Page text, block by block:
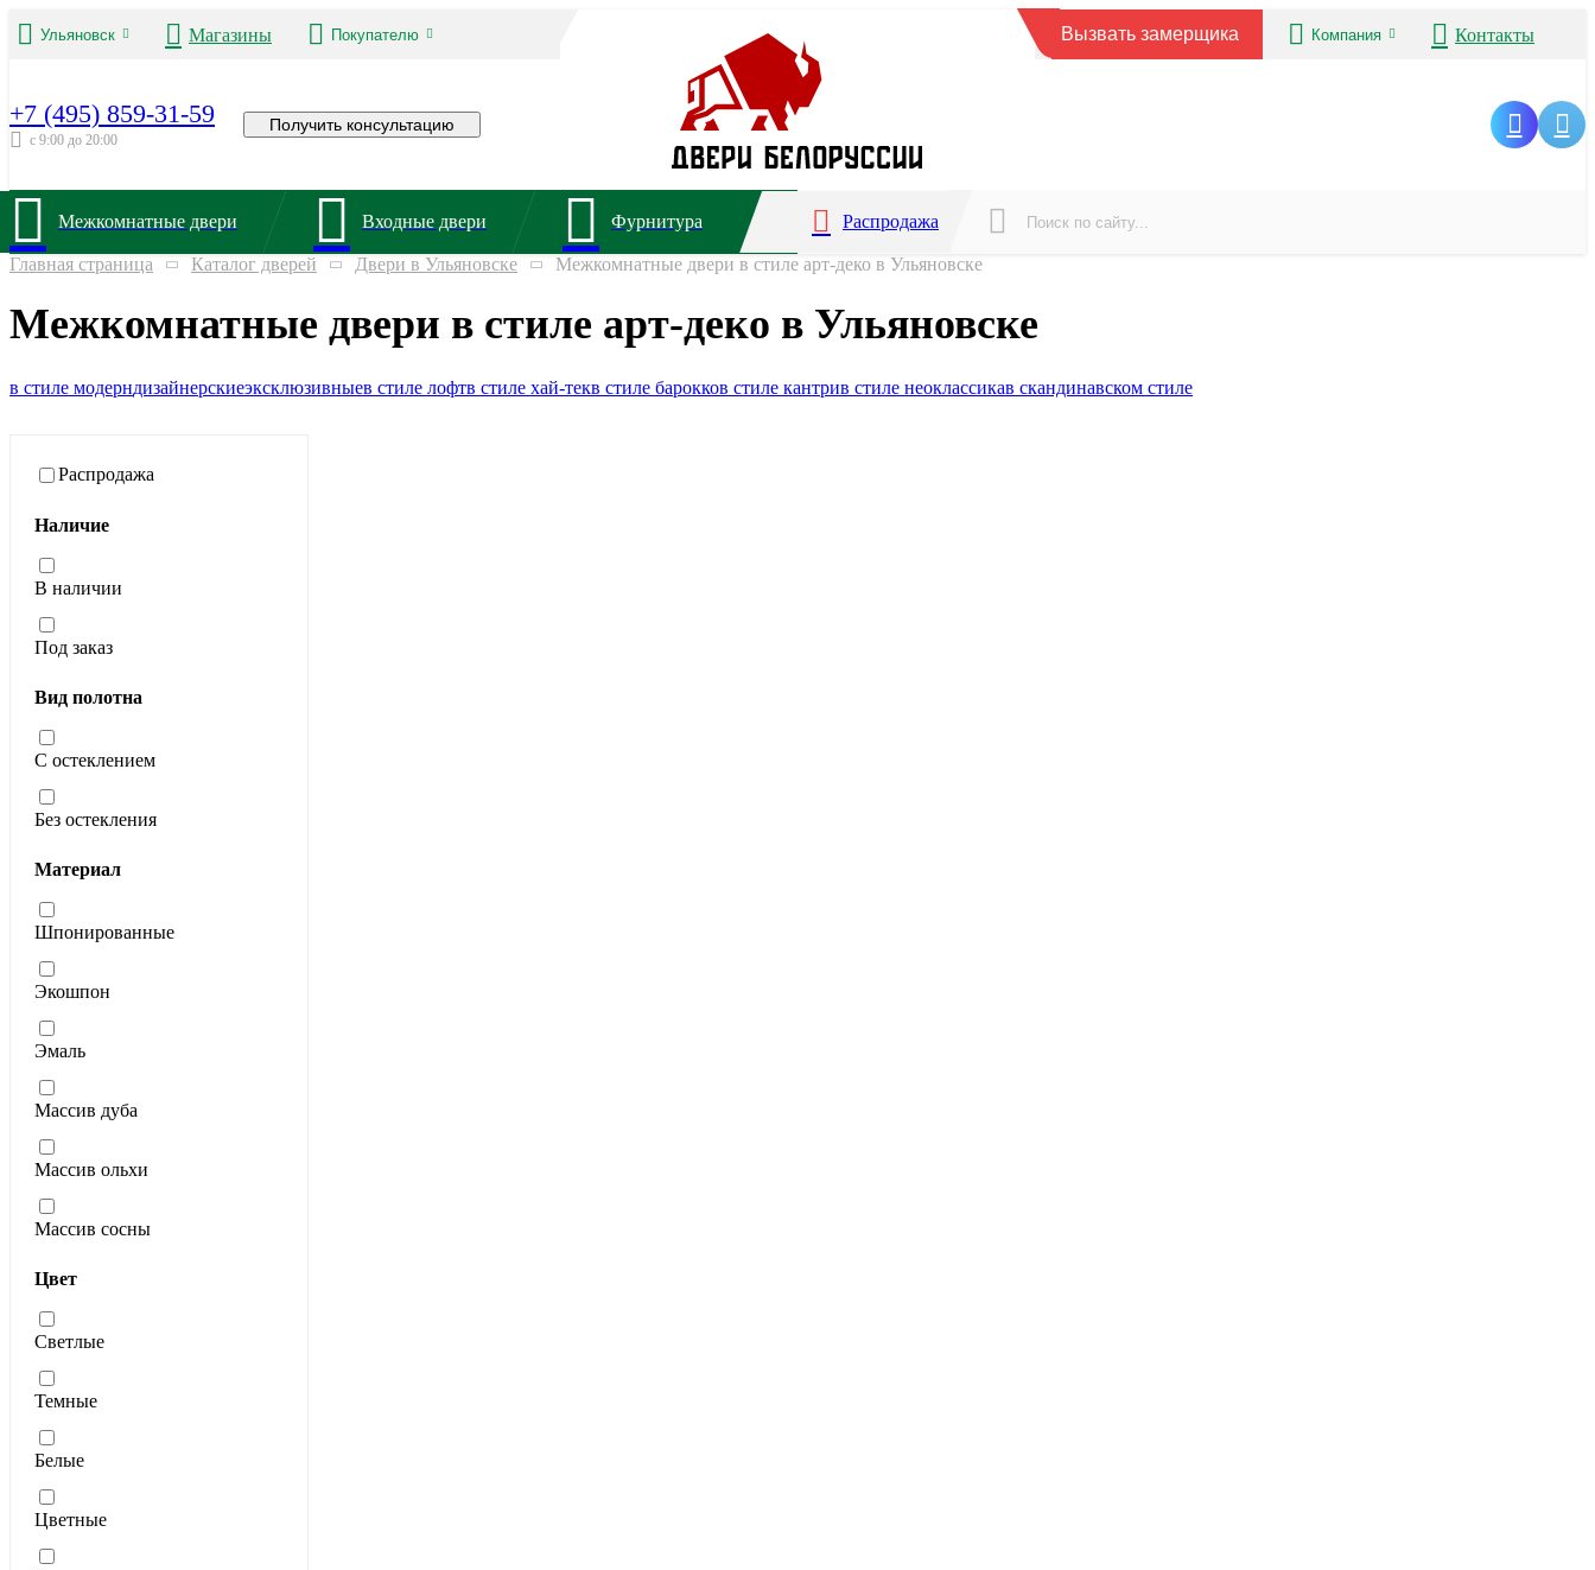
Ульяновск Магазины Покупателю Вызвать замерщика Компания Контакты
+7 (495) 859-31-59
с 9:00 до 20:00
Получить консультацию
Межкомнатные двери Входные двери Фурнитура Распродажа
Главная страница Каталог дверей Двери в Ульяновске Межкомнатные двери в стиле арт-деко в Ульяновске
Межкомнатные двери в стиле арт-деко в Ульяновске
в стиле модерндизайнерскиеэксклюзивныев стиле лофтв стиле хай-текв стиле барокков стиле кантрив стиле неоклассикав скандинавском стиле
Распродажа
Наличие
В наличии
Под заказ
Вид полотна
С остеклением
Без остекления
Материал
Шпонированные
Экошпон
Эмаль
Массив дуба
Массив ольхи
Массив сосны
Цвет
Светлые
Темные
Белые
Цветные